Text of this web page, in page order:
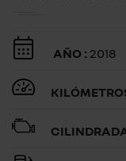
AÑO : 2018